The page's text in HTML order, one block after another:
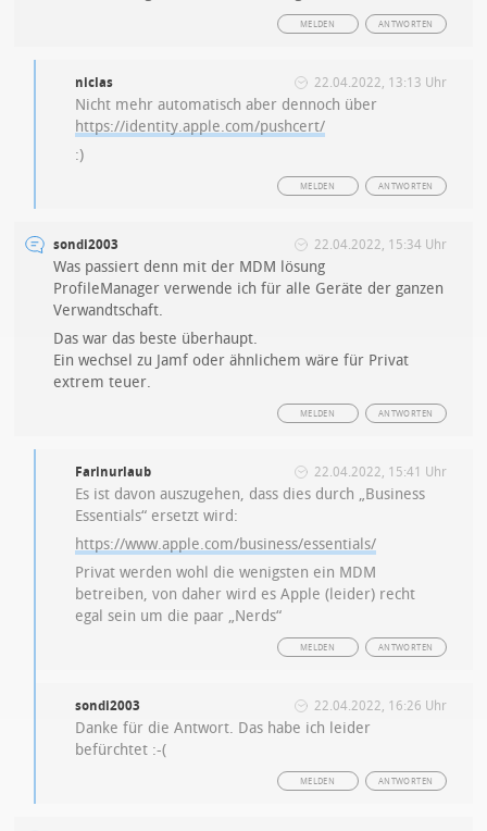
ANTWORTEN
MELDEN
niclas 22.04.2022, 13:13 Uhr
Nicht mehr automatisch aber dennoch über
https://identity.apple.com/pushcert/
:)
ANTWORTEN
MELDEN
sondi2003 22.04.2022, 15:34 Uhr
Was passiert denn mit der MDM lösung
ProfileManager verwende ich für alle Geräte der ganzen
Verwandtschaft.
Das war das beste überhaupt.
Ein wechsel zu Jamf oder ähnlichem wäre für Privat
extrem teuer.
ANTWORTEN
MELDEN
Farinurlaub 22.04.2022, 15:41 Uhr
Es ist davon auszugehen, dass dies durch „Business
Essentials“ ersetzt wird:
https://www.apple.com/business/essentials/
Privat werden wohl die wenigsten ein MDM
betreiben, von daher wird es Apple (leider) recht
egal sein um die paar „Nerds“
ANTWORTEN
MELDEN
sondi2003 22.04.2022, 16:26 Uhr
Danke für die Antwort. Das habe ich leider
befürchtet :-(
ANTWORTEN
MELDEN